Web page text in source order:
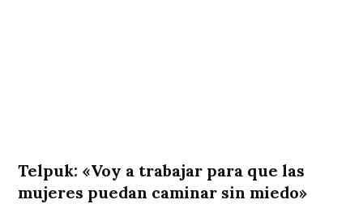
Telpuk: «Voy a trabajar para que las
mujeres puedan caminar sin miedo»